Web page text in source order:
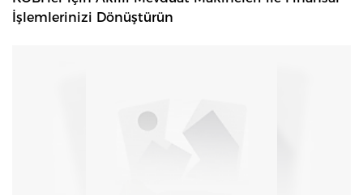
İşlemlerinizi Dönüştürün